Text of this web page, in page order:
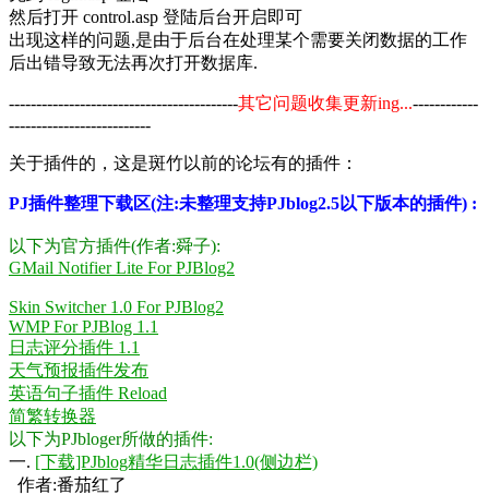
然后打开 control.asp 登陆后台开启即可
出现这样的问题,是由于后台在处理某个需要关闭数据的工作
后出错导致无法再次打开数据库.
------------------------------------------其它问题收集更新ing...------------
--------------------------
关于插件的，这是斑竹以前的论坛有的插件：
PJ插件整理下载区(注:未整理支持PJblog2.5以下版本的插件) :
以下为官方插件(作者:舜子):
GMail Notifier Lite For PJBlog2
Skin Switcher 1.0 For PJBlog2
WMP For PJBlog 1.1
日志评分插件 1.1
天气预报插件发布
英语句子插件 Reload
简繁转换器
以下为PJbloger所做的插件:
一. [下载]PJblog精华日志插件1.0(侧边栏)
作者:番茄红了